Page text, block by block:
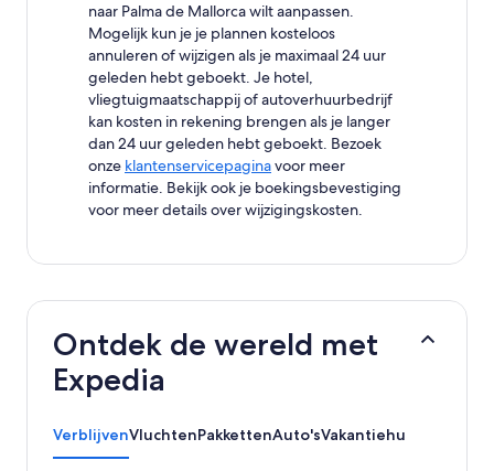
naar Palma de Mallorca wilt aanpassen.
Mogelijk kun je je plannen kosteloos
annuleren of wijzigen als je maximaal 24 uur
geleden hebt geboekt. Je hotel,
vliegtuigmaatschappij of autoverhuurbedrijf
kan kosten in rekening brengen als je langer
dan 24 uur geleden hebt geboekt. Bezoek
onze klantenservicepaginavoor meer
informatie. Bekijk ook je boekingsbevestiging
voor meer details over wijzigingskosten.
Ontdek de wereld met
Expedia
VerblijvenVluchtenPakkettenAuto'sVakantiehuizen